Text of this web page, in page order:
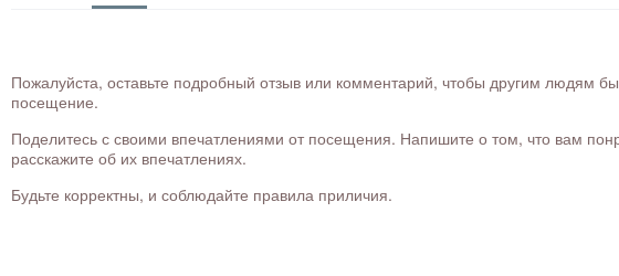
Пожалуйста, оставьте подробный отзыв или комментарий, чтобы другим людям
посещение.
Поделитесь с своими впечатлениями от посещения. Напишите о том, что вам
расскажите об их впечатлениях.
Будьте корректны, и соблюдайте правила приличия.